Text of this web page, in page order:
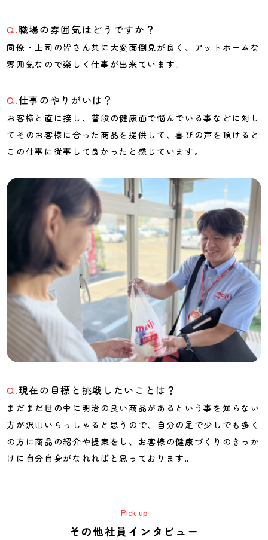
職場の雰囲気はどうですか？
同僚・上司の皆さん共に大変面倒見が良く、アットホームな
雰囲気なので楽しく仕事が出来ています。
仕事のやりがいは？
お客様と直に接し、普段の健康面で悩んでいる事などに対し
てそのお客様に合った商品を提供して、喜びの声を頂けると
この仕事に従事して良かったと感じています。
現在の目標と挑戦したいことは？
まだまだ世の中に明治の良い商品があるという事を知らない
方が沢山いらっしゃると思うので、自分の足で少しでも多く
の方に商品の紹介や提案をし、お客様の健康づくりのきっか
けに自分自身がなれればと思っております。
その他社員インタビュー